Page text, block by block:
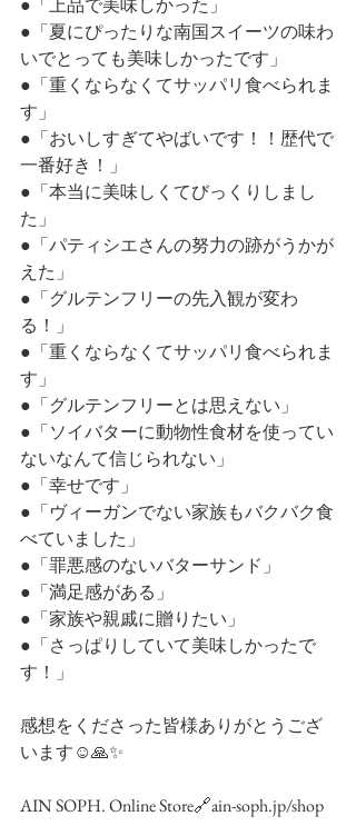
●「上品で美味しかった」
●「夏にぴったりな南国スイーツの味わ
いでとっても美味しかったです」
●「重くならなくてサッパリ食べられま
す」
●「おいしすぎてやばいです！！歴代で
一番好き！」
●「本当に美味しくてびっくりしまし
た」
●「パティシエさんの努力の跡がうかが
えた」
●「グルテンフリーの先入観が変わ
る！」
●「重くならなくてサッパリ食べられま
す」
●「グルテンフリーとは思えない」
●「ソイバターに動物性食材を使ってい
ないなんて信じられない」
●「幸せです」
●「ヴィーガンでない家族もバクバク食
べていました」
●「罪悪感のないバターサンド」
●「満足感がある」
●「家族や親戚に贈りたい」
●「さっぱりしていて美味しかったで
す！」
感想をくださった皆様ありがとうござ
います☺️🙏✨
AIN SOPH. Online Store🔗ain-soph.jp/shop